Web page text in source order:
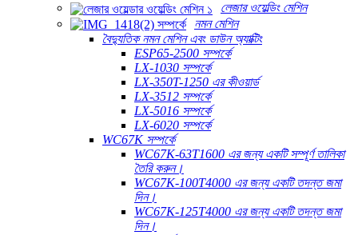
লেজার ওয়েল্ডিং মেশিন
নমন মেশিন
বৈদ্যুতিক নমন মেশিন এবং ডাউন অ্যাক্টিং
ESP65-2500 সম্পর্কে
LX-1030 সম্পর্কে
LX-350T-1250 এর কীওয়ার্ড
LX-3512 সম্পর্কে
LX-5016 সম্পর্কে
LX-6020 সম্পর্কে
WC67K সম্পর্কে
WC67K-63T1600 এর জন্য একটি সম্পূর্ণ তালিকা
তৈরি করুন।
WC67K-100T4000 এর জন্য একটি তদন্ত জমা
দিন।
WC67K-125T4000 এর জন্য একটি তদন্ত জমা
দিন।